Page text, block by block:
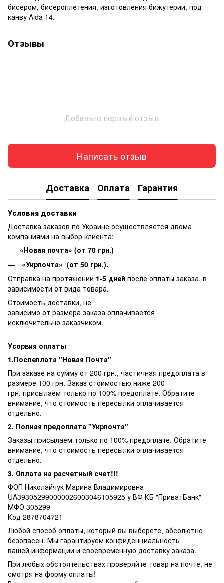
бисером, бисероплетения, изготовления бижутерии, под
канву Aida 14.
Отзывы
Добавьте первый отзыв
Написать отзыв
Доставка Оплата Гарантия
Условия доставки
Доставка заказов по Украине осуществляется двома
компаниями на выбор клиента:
«Новая почта» (от 70 грн.)
«Укрпочта» (от 50 грн.).
Отправка на протяжении 1-5 дней после оплаты заказа, в
зависимости от вида товара.
Стоимость доставки, не
зависимо от размера заказа оплачивается
исключительно заказчиком.
Усорвия оплаты
1.Послеплата "Новая Почта"
При заказе на сумму от 200 грн., частичная предоплата в
размере 100 грн. Заказ стоимостью ниже 200
грн. присылаем только по 100% предоплате. Обратите
внимание, что стоимость пересылки оплачивается
отдельно.
2. Полная предоплата "Укрпочта"
Заказы присылаем только по 100% предоплате. Обратите
внимание, что стоимость пересылки оплачивается
отдельно.
3. Оплата на расчетный счет!!!
ФОП Николайчук Марина Владимировна
UA393052990000026003046105925 у ВФ КБ "ПриватБанк"
МФО 305299
Код 2878704721
Любой способ оплаты, который вы выберете, абсолютно
безопасен. Мы гарантируем конфиденциальность
вашей информации и своевременную доставку заказа.
При любых обстоятельствах проверяйте товар на почте, не
смотря на форму оплаты!